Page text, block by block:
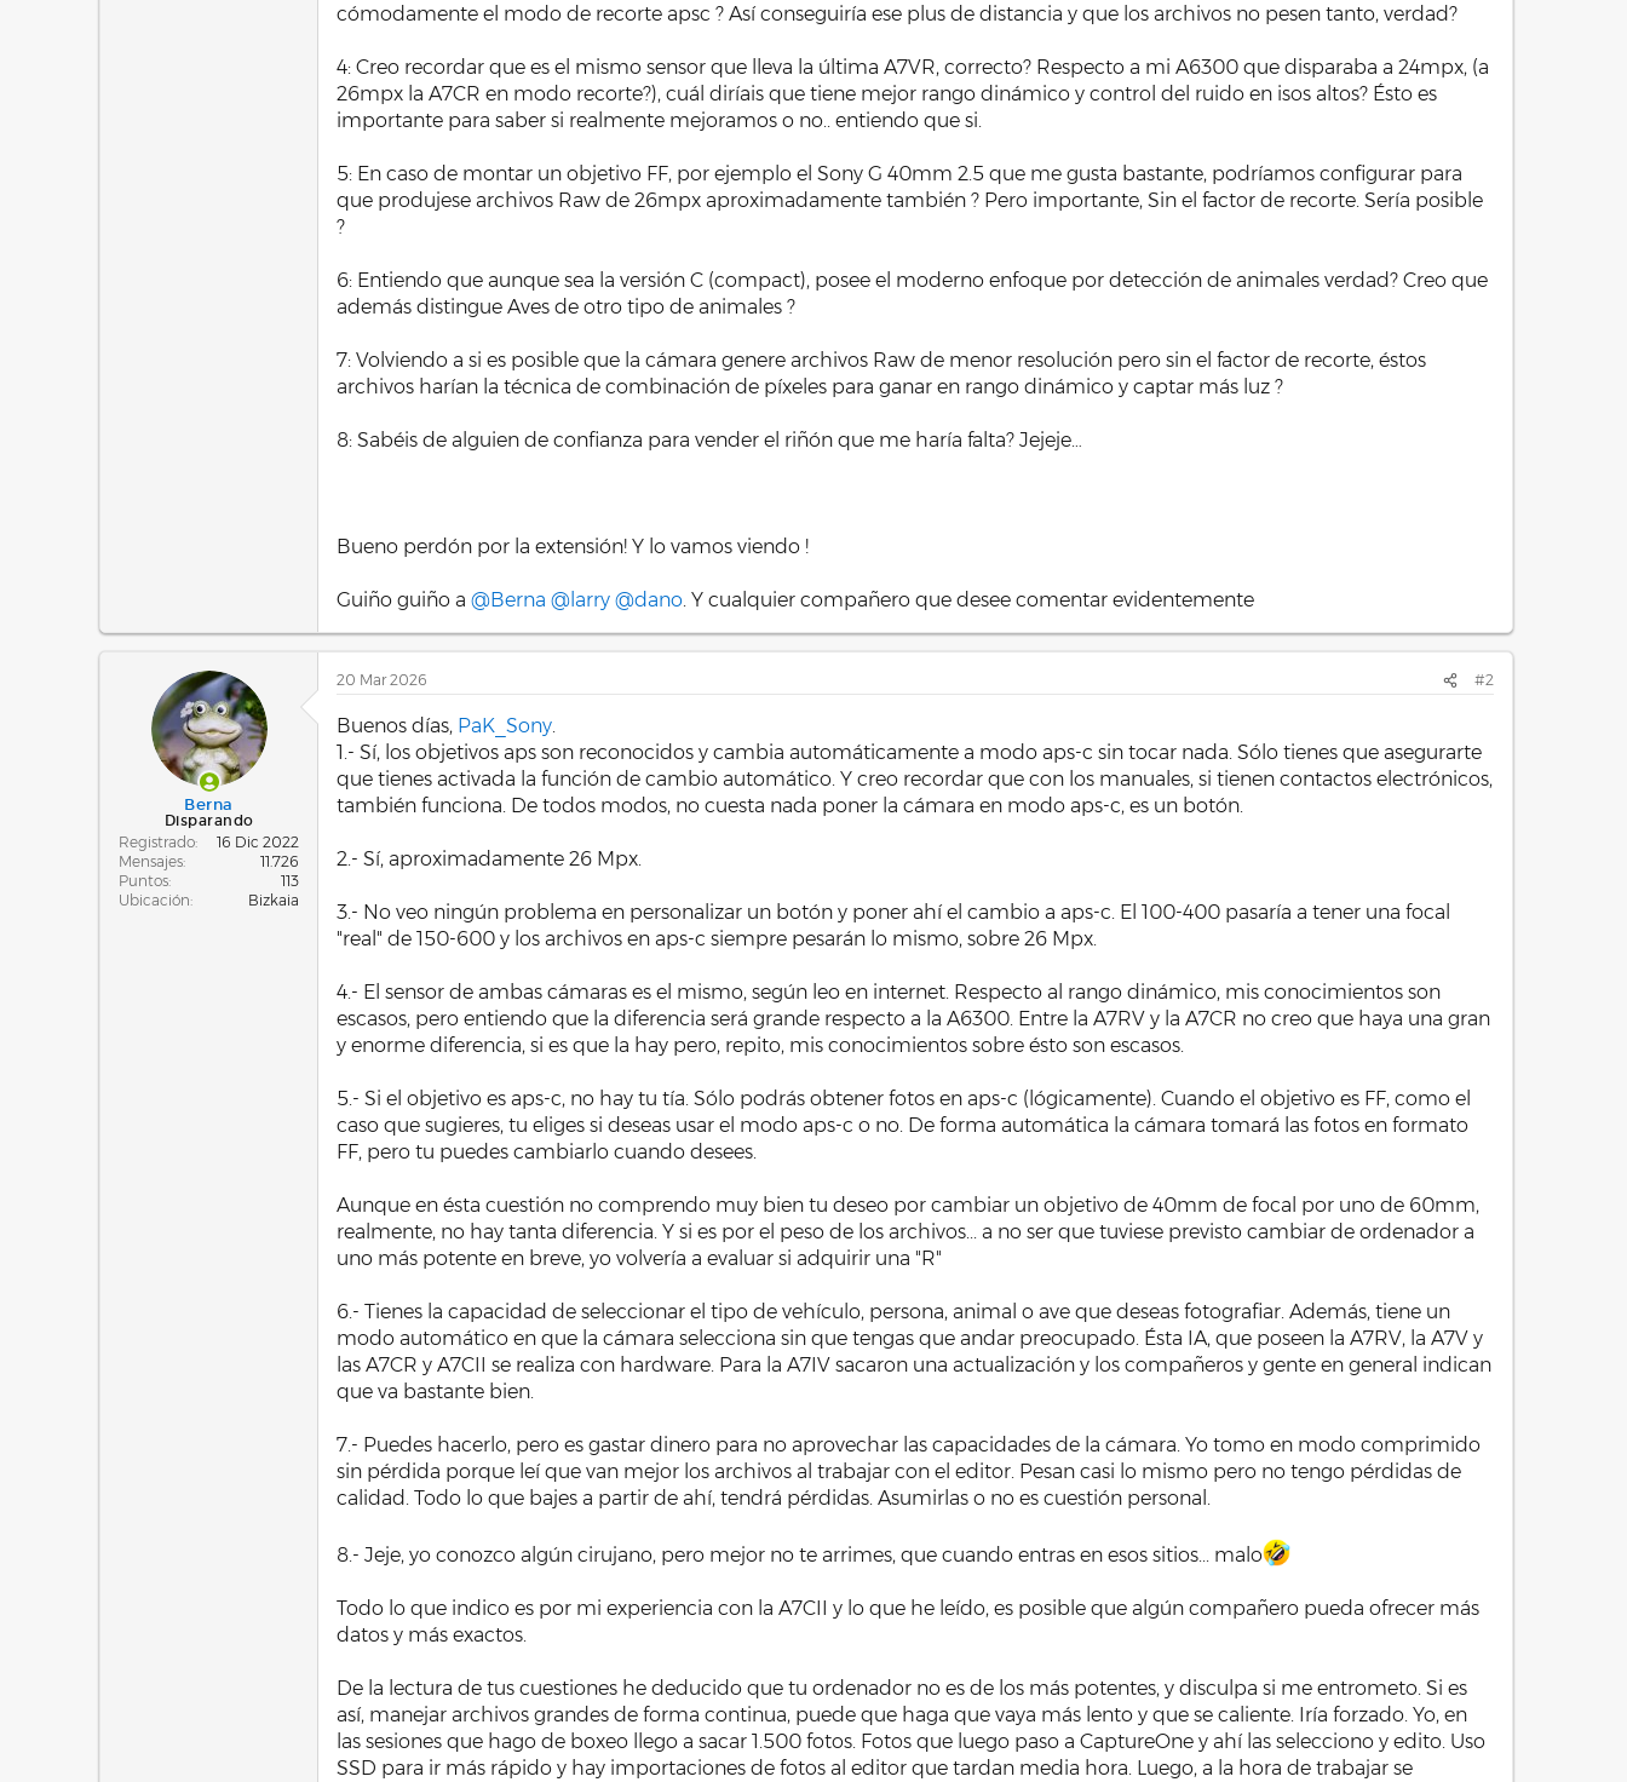
cómodamente el modo de recorte apsc ? Así conseguiría ese plus de distancia y que los archivos no pesen tanto, verdad?
4: Creo recordar que es el mismo sensor que lleva la última A7VR, correcto? Respecto a mi A6300 que disparaba a 24mpx, (a
26mpx la A7CR en modo recorte?), cuál diríais que tiene mejor rango dinámico y control del ruido en isos altos? Ésto es
importante para saber si realmente mejoramos o no.. entiendo que si.
5: En caso de montar un objetivo FF, por ejemplo el Sony G 40mm 2.5 que me gusta bastante, podríamos configurar para
que produjese archivos Raw de 26mpx aproximadamente también ? Pero importante, Sin el factor de recorte. Sería posible
?
6: Entiendo que aunque sea la versión C (compact), posee el moderno enfoque por detección de animales verdad? Creo que
además distingue Aves de otro tipo de animales ?
7: Volviendo a si es posible que la cámara genere archivos Raw de menor resolución pero sin el factor de recorte, éstos
archivos harían la técnica de combinación de píxeles para ganar en rango dinámico y captar más luz ?
8: Sabéis de alguien de confianza para vender el riñón que me haría falta? Jejeje…
Bueno perdón por la extensión! Y lo vamos viendo !
Guiño guiño a @Berna @larry @dano. Y cualquier compañero que desee comentar evidentemente
Berna
Disparando
Registrado
16 Dic 2022
Mensajes
11.726
Puntos
113
Ubicación
Bizkaia
20 Mar 2026 #2
Buenos días, PaK_Sony.
1.- Sí, los objetivos aps son reconocidos y cambia automáticamente a modo aps-c sin tocar nada. Sólo tienes que asegurarte
que tienes activada la función de cambio automático. Y creo recordar que con los manuales, si tienen contactos electrónicos,
también funciona. De todos modos, no cuesta nada poner la cámara en modo aps-c, es un botón.
2.- Sí, aproximadamente 26 Mpx.
3.- No veo ningún problema en personalizar un botón y poner ahí el cambio a aps-c. El 100-400 pasaría a tener una focal
"real" de 150-600 y los archivos en aps-c siempre pesarán lo mismo, sobre 26 Mpx.
4.- El sensor de ambas cámaras es el mismo, según leo en internet. Respecto al rango dinámico, mis conocimientos son
escasos, pero entiendo que la diferencia será grande respecto a la A6300. Entre la A7RV y la A7CR no creo que haya una gran
y enorme diferencia, si es que la hay pero, repito, mis conocimientos sobre ésto son escasos.
5.- Si el objetivo es aps-c, no hay tu tía. Sólo podrás obtener fotos en aps-c (lógicamente). Cuando el objetivo es FF, como el
caso que sugieres, tu eliges si deseas usar el modo aps-c o no. De forma automática la cámara tomará las fotos en formato
FF, pero tu puedes cambiarlo cuando desees.
Aunque en ésta cuestión no comprendo muy bien tu deseo por cambiar un objetivo de 40mm de focal por uno de 60mm,
realmente, no hay tanta diferencia. Y si es por el peso de los archivos... a no ser que tuviese previsto cambiar de ordenador a
uno más potente en breve, yo volvería a evaluar si adquirir una "R"
6.- Tienes la capacidad de seleccionar el tipo de vehículo, persona, animal o ave que deseas fotografiar. Además, tiene un
modo automático en que la cámara selecciona sin que tengas que andar preocupado. Ésta IA, que poseen la A7RV, la A7V y
las A7CR y A7CII se realiza con hardware. Para la A7IV sacaron una actualización y los compañeros y gente en general indican
que va bastante bien.
7.- Puedes hacerlo, pero es gastar dinero para no aprovechar las capacidades de la cámara. Yo tomo en modo comprimido
sin pérdida porque leí que van mejor los archivos al trabajar con el editor. Pesan casi lo mismo pero no tengo pérdidas de
calidad. Todo lo que bajes a partir de ahí, tendrá pérdidas. Asumirlas o no es cuestión personal.
8.- Jeje, yo conozco algún cirujano, pero mejor no te arrimes, que cuando entras en esos sitios... malo
Todo lo que indico es por mi experiencia con la A7CII y lo que he leído, es posible que algún compañero pueda ofrecer más
datos y más exactos.
De la lectura de tus cuestiones he deducido que tu ordenador no es de los más potentes, y disculpa si me entrometo. Si es
así, manejar archivos grandes de forma continua, puede que haga que vaya más lento y que se caliente. Iría forzado. Yo, en
las sesiones que hago de boxeo llego a sacar 1.500 fotos. Fotos que luego paso a CaptureOne y ahí las selecciono y edito. Uso
SSD para ir más rápido y hay importaciones de fotos al editor que tardan media hora. Luego, a la hora de trabajar se